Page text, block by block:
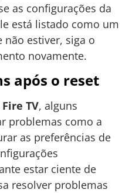
as configurações da
está listado como um
não estiver, siga o
novamente.
após o reset
TV, alguns
problemas como a
as preferências de
estar ciente de
resolver problemas